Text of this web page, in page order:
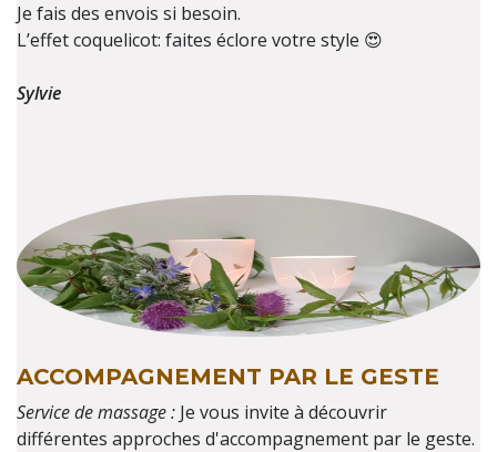
Je fais des envois si besoin.
L’effet coquelicot: faites éclore votre style 😍
Sylvie
ACCOMPAGNEMENT PAR LE GESTE
Service de massage : Je vous invite à découvrir
différentes approches d'accompagnement par le geste.